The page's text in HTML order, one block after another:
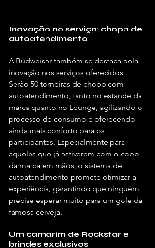
Inovação no serviço: chopp de
autoatendimento
A Budweiser também se destaca pela
inovação nos serviços oferecidos.
Serão 50 torneiras de chopp com
autoatendimento, tanto no estande da
marca quanto no Lounge, agilizando o
processo de consumo e oferecendo
ainda mais conforto para os
participantes. Especialmente para
aqueles que já estiverem com o copo
da marca em mãos, o sistema de
autoatendimento promete otimizar a
experiência, garantindo que ninguém
precise esperar muito para um gole da
famosa cerveja.
Um camarim de Rockstar e
brindes exclusivos